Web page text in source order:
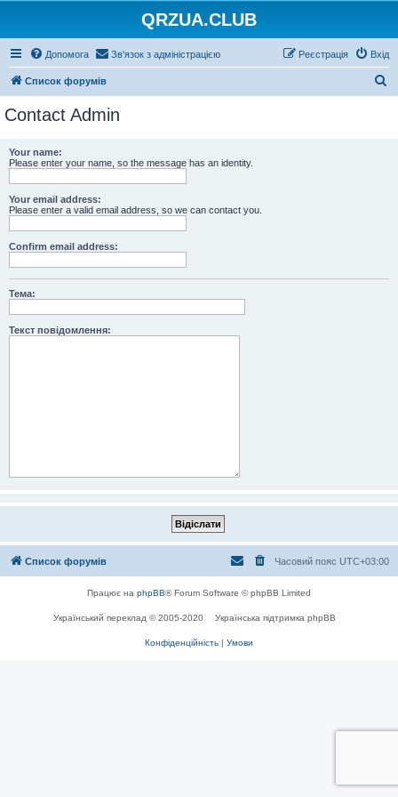
QRZUA.CLUB
Допомога Зв'язок з адміністрацією Вхід
Реєстрація
Список форумів
Contact Admin
Your name:
Please enter your name, so the message has an identity.
Your email address:
Please enter a valid email address, so we can contact you.
Confirm email address:
Тема:
Текст повідомлення:
Список форумів Часовий пояс UTC+03:00
Працює на phpBB® Forum Software © phpBB Limited
Український переклад © 2005-2020 Українська підтримка phpBB
Конфіденційність | Умови